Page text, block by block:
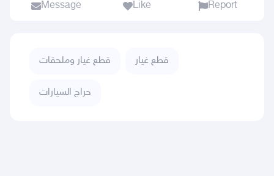
Message Like Report
قطع غيار وملحقات قطع غيار
حراج السيارات